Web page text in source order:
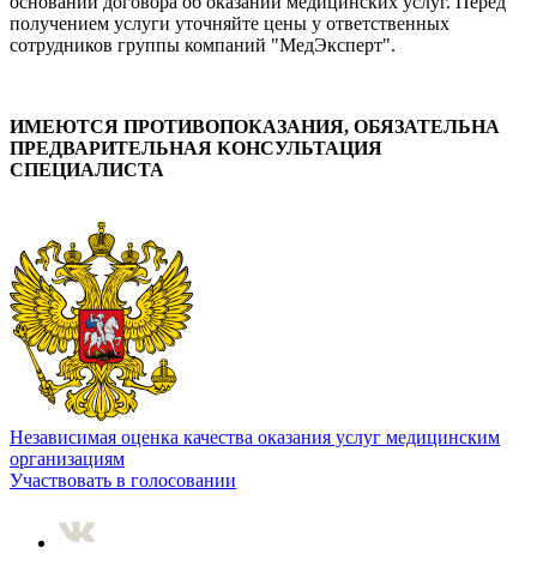
получением услуги уточняйте цены у ответственных
сотрудников группы компаний "МедЭксперт".
ИМЕЮТСЯ ПРОТИВОПОКАЗАНИЯ, ОБЯЗАТЕЛЬНА
ПРЕДВАРИТЕЛЬНАЯ КОНСУЛЬТАЦИЯ
СПЕЦИАЛИСТА
Независимая оценка качества оказания услуг медицинским
организациям
Участвовать в голосовании